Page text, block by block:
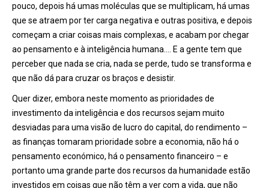
pouco, depois há umas moléculas que se multiplicam, há umas
que se atraem por ter carga negativa e outras positiva, e depois
começam a criar coisas mais complexas, e acabam por chegar
ao pensamento e à inteligência humana…. E a gente tem que
perceber que nada se cria, nada se perde, tudo se transforma e
que não dá para cruzar os braços e desistir.
Quer dizer, embora neste momento as prioridades de
investimento da inteligência e dos recursos sejam muito
desviadas para uma visão de lucro do capital, do rendimento –
as finanças tomaram prioridade sobre a economia, não há o
pensamento económico, há o pensamento financeiro – e
portanto uma grande parte dos recursos da humanidade estão
investidos em coisas que não têm a ver com a vida, que não